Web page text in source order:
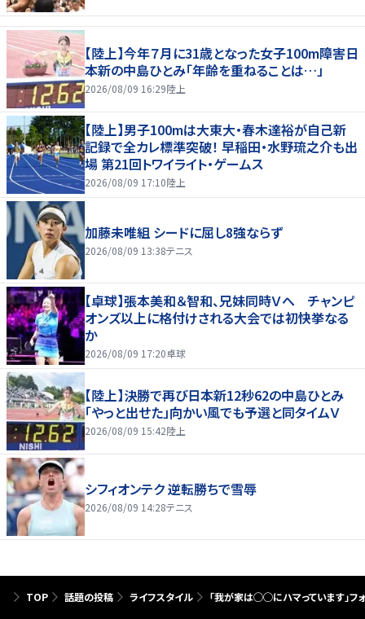
【陸上】今年７月に31歳となった女子100m障害日
本新の中島ひとみ「年齢を重ねることは…」
2026/08/09 16:29陸上
【陸上】男子100mは大東大・春木達裕が自己新
記録で全カレ標準突破！ 早稲田・水野琉之介も出
場 第21回トワイライト・ゲームス
2026/08/09 17:10陸上
加藤未唯組 シードに屈し8強ならず
2026/08/09 13:38テニス
【卓球】張本美和＆智和、兄妹同時Ｖへ チャンピ
オンズ以上に格付けされる大会では初快挙なる
か
2026/08/09 17:20卓球
【陸上】決勝で再び日本新12秒62の中島ひとみ
「やっと出せた」向かい風でも予選と同タイムＶ
2026/08/09 15:42陸上
シフィオンテク 逆転勝ちで雪辱
2026/08/09 14:28テニス
TOP 話題の投稿 ライフスタイル 「我が家は◯◯にハマっています」フ